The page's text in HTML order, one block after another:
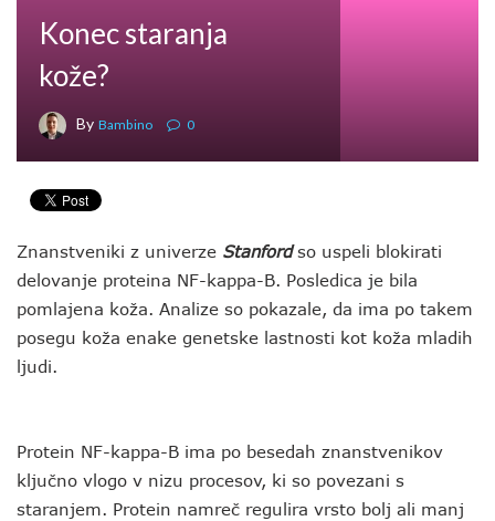
Konec staranja
kože?
By Bambino 0
Znanstveniki z univerze Stanfordso uspeli blokirati
delovanje proteina NF-kappa-B. Posledica je bila
pomlajena koža. Analize so pokazale, da ima po takem
posegu koža enake genetske lastnosti kot koža mladih
ljudi.
Protein NF-kappa-B ima po besedah znanstvenikov
ključno vlogo v nizu procesov, ki so povezani s
staranjem. Protein namreč regulira vrsto bolj ali manj